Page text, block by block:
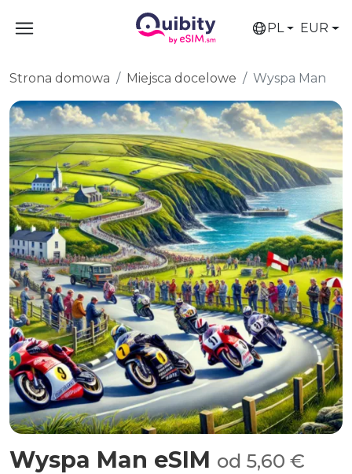
PL EUR
Strona domowa Miejsca docelowe Wyspa Man
Wyspa Man eSIM od 5,60 €